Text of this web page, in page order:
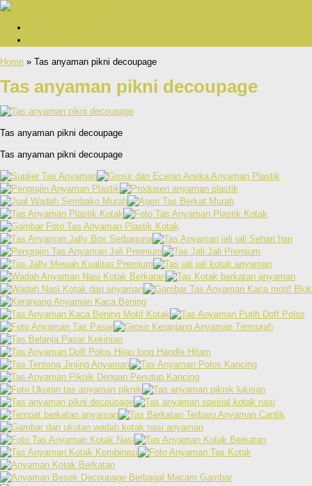
Home » Tas anyaman pikni decoupage
Tas anyaman pikni decoupage
Tas anyaman pikni decoupage
Tas anyaman pikni decoupage